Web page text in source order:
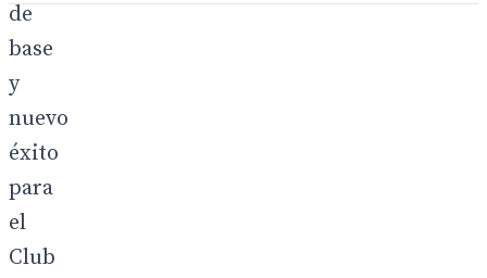
de
base
y
nuevo
éxito
para
el
Club